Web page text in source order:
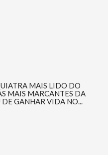
MAIS LIDO DO
MAIS MARCANTES DA
GANHAR VIDA NO...